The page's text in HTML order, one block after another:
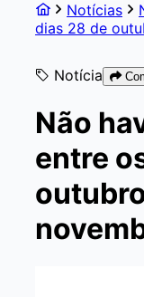
Notícias
dias 28 de
Notícia
Não
entre